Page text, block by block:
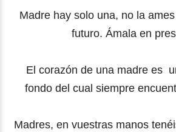
Madre hay solo una, no la
futuro. Ámala en
El corazón de una madre es
fondo del cual siempre
Madres, en vuestras manos